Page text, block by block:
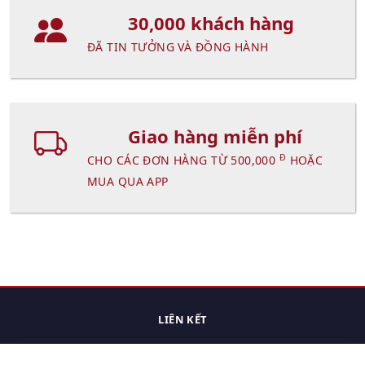
30,000 khách hàng
ĐÃ TIN TƯỞNG VÀ ĐỒNG HÀNH
Giao hàng miễn phí
CHO CÁC ĐƠN HÀNG TỪ 500,000 Đ HOẶC
MUA QUA APP
LIÊN KẾT